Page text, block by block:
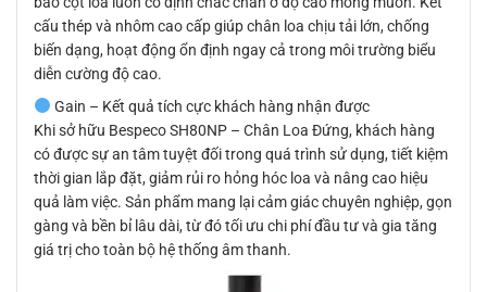
cấu thép và nhôm cao cấp giúp chân loa chịu tải lớn, chống
biến dạng, hoạt động ổn định ngay cả trong môi trường biểu
diễn cường độ cao.
Gain – Kết quả tích cực khách hàng nhận được
Khi sở hữu Bespeco SH80NP – Chân Loa Đứng, khách hàng
có được sự an tâm tuyệt đối trong quá trình sử dụng, tiết kiệm
thời gian lắp đặt, giảm rủi ro hỏng hóc loa và nâng cao hiệu
quả làm việc. Sản phẩm mang lại cảm giác chuyên nghiệp, gọn
gàng và bền bỉ lâu dài, từ đó tối ưu chi phí đầu tư và gia tăng
giá trị cho toàn bộ hệ thống âm thanh.